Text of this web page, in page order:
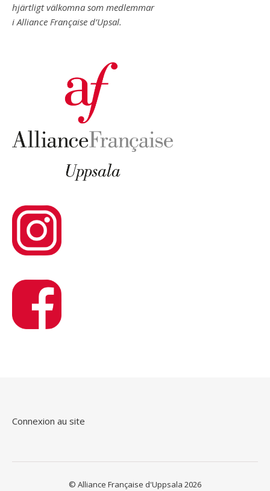
hjärtligt välkomna som medlemmar
i Alliance Française d’Upsal.
Connexion au site
© Alliance Française d'Uppsala 2026